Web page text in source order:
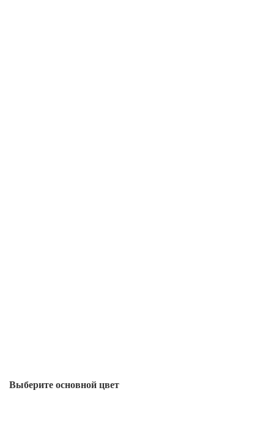
Выберите oсновной цвет